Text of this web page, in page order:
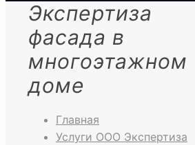
Экспертиза
фасада в
многоэтажном
доме
Главная
Услуги ООО Экспертиза